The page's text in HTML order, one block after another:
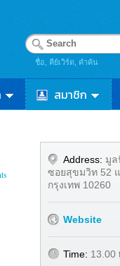
ชื่อ, คีย์เวิร์ด, คำค้น
สมาชิก
Address: มูล
ซอยสุขมวิท 52
กรุงเทพ 10260
Website
Time: 13.00